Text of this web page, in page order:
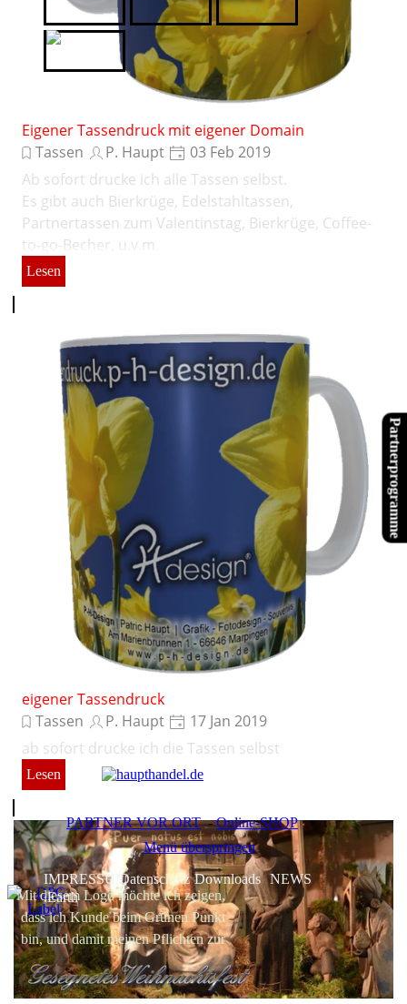
Partnerprogramme
Eigener Tassendruck mit eigener Domain
Tassen
P. Haupt
03 Feb 2019
Ab sofort drucke ich alle Tassen selbst.
Es gibt auch Bierkrüge, Edelstahltassen,
Partnertassen zum Valentinstag, Bierkrüge, Coffee-
to-go-Becher, u.v.m.
Lesen
eigener Tassendruck
Tassen
P. Haupt
17 Jan 2019
ab sofort drucke ich die Tassen selbst
Lesen
Tubefittings.eu Verwoehnwochenende.de
Website X5
Menü überspringen
IMPRESSUMDatenschutz Downloads NEWS
.Earth
PARTNER VOR ORT-Online-SHOP
Mit diesem Logo möchte ich zeigen,
dass ich Kunde beim Grünen Punkt
bin, und damit meinen Pflichten zur
Systembeteiligung nach dem
Verpackungsgesetz nachkommen